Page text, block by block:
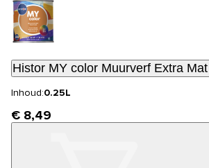
Histor MY color Muurverf Extra
Inhoud:0.25L
€ 8,49